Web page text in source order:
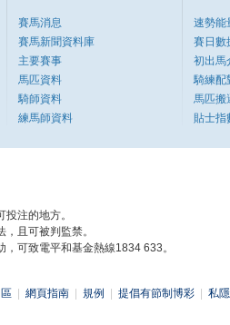
賽馬消息
賽馬新聞資料庫
主要賽事
馬匹資料
騎師資料
練馬師資料
速勢能
賽日數
初出馬
騎練配
馬匹搬
貼士指
注的地方。
且可被判監禁。
可致電平和基金熱線1834 633。
網頁指南 規例 提倡有節制博彩 私